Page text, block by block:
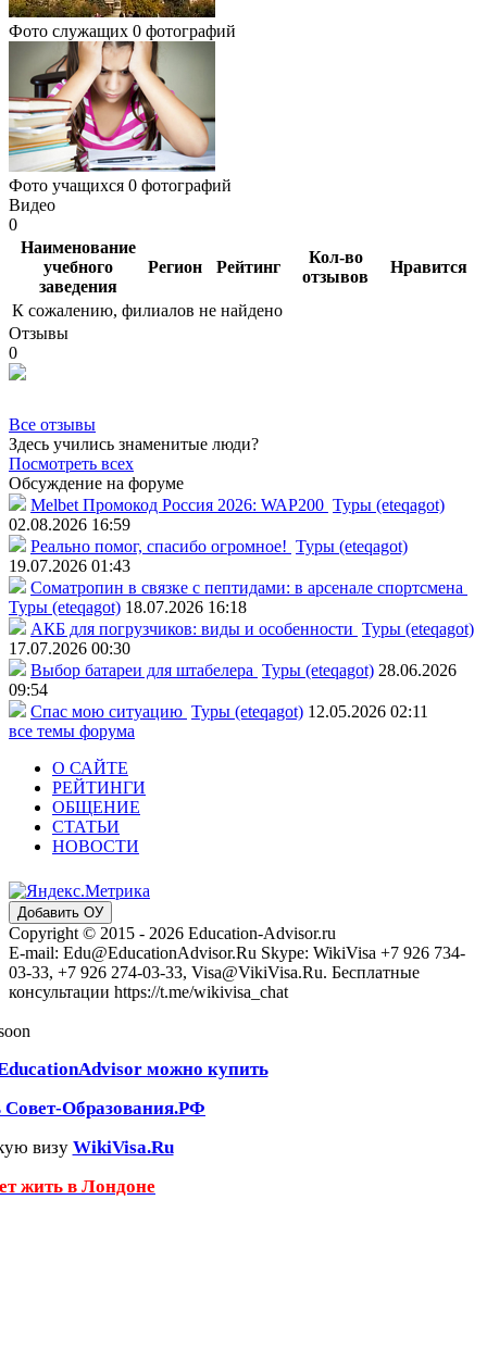
Фото служащих 0 фотографий
Фото учащихся 0 фотографий
Видео
0
Наименование
учебного
заведения
Регион Рейтинг
Кол-во
отзывов
Нравится
К сожалению, филиалов не найдено
Отзывы
0
Все отзывы
Здесь учились знаменитые люди?
Посмотреть всех
Обсуждение на форуме
Melbet Промокод Россия 2026: WAP200 Туры (eteqagot)
02.08.2026 16:59
Реально помог, спасибо огромное! Туры (eteqagot)
19.07.2026 01:43
Соматропин в связке с пептидами: в арсенале спортсмена
Туры (eteqagot) 18.07.2026 16:18
АКБ для погрузчиков: виды и особенности Туры (eteqagot)
17.07.2026 00:30
Выбор батареи для штабелера Туры (eteqagot) 28.06.2026
09:54
Спас мою ситуацию Туры (eteqagot) 12.05.2026 02:11
все темы форума
О САЙТЕ
РЕЙТИНГИ
ОБЩЕНИЕ
СТАТЬИ
НОВОСТИ
Добавить ОУ
Copyright © 2015 - 2026 Education-Advisor.ru
E-mail: Edu@EducationAdvisor.Ru Skype: WikiVisa +7 926 734-
03-33, +7 926 274-03-33, Visa@VikiVisa.Ru. Бесплатные
консультации https://t.me/wikivisa_chat
можно купить
Совет-Образования.РФ
визу WikiVisa.Ru
жить в Лондоне